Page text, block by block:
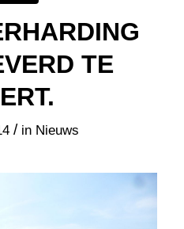
TE
/ in Nieuws